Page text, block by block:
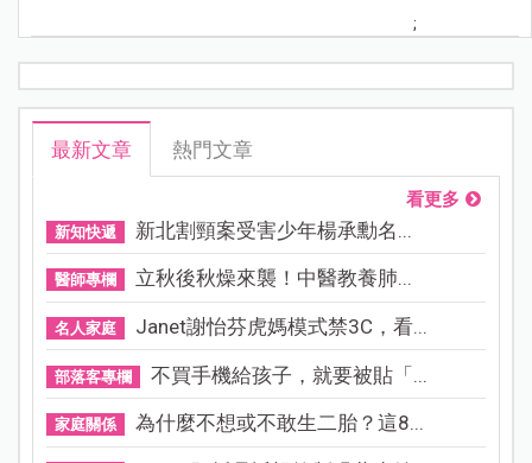
;
最新文章 熱門文章
看更多
新知快遞 新北割頸案受害少年楊承勳名...
醫師專欄 立秋後秋燥來襲！中醫教養肺...
名人家庭 Janet謝怡芬虎媽模式禁3C，看...
部落客專欄 不買手機給孩子，就要被貼「...
家庭關係 為什麼不想或不敢生二胎？這8...